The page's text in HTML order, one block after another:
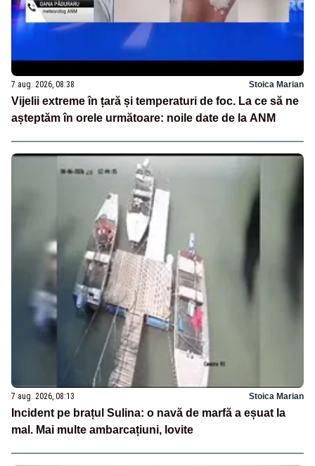
7 aug. 2026, 08:38 Stoica Marian
Vijelii extreme în țară și temperaturi de foc. La ce să ne
așteptăm în orele următoare: noile date de la ANM
7 aug. 2026, 08:13 Stoica Marian
Incident pe brațul Sulina: o navă de marfă a eșuat la
mal. Mai multe ambarcațiuni, lovite